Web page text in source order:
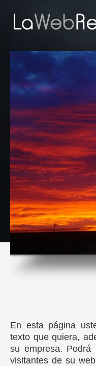
En esta página
texto que quiera,
su empresa.
visitantes de su